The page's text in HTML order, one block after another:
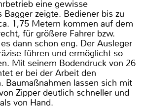
eine gewisse
Bagger zeigte. Bediener bis zu
1,75 Metern kommen auf dem
für größere Fahrer bzw.
dann schon eng. Der Ausleger
führen und ermöglicht so
Mit seinem Bodendruck von 26
er bei der Arbeit den
Baumaßnahmen lassen sich mit
Zipper deutlich schneller und
von Hand.